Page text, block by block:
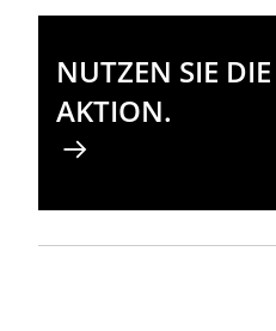
NUTZEN SIE
AKTION.